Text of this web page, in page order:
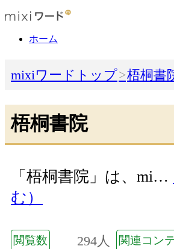
ホーム
mixiワードトップ 梧桐書
梧桐書院
「梧桐書院」は、mi…
む）
閲覧数 294人 関連コン